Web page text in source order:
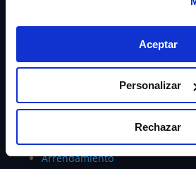
Aceptar
Personalizar
Rechazar
¿Qué es?
Zero Risk Score (ZRS)
Devolución de cantidades
Garantías fiscales y sanciones
Aduanas
Arrendamiento